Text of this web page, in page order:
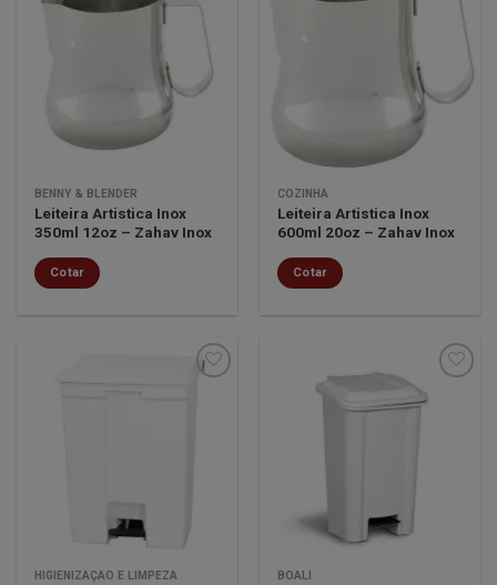
lista de
desejos
BENNY & BLENDER
Leiteira Artistica Inox
350ml 12oz – Zahav Inox
Cotar
lista de
desejos
COZINHA
Leiteira Artistica Inox
600ml 20oz – Zahav Inox
Cotar
HIGIENIZAÇÃO E LIMPEZA BOALI